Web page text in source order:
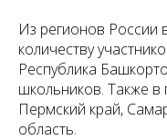
Из регионов России
количеству
Республика
школьников. Также
Пермский край,
область.